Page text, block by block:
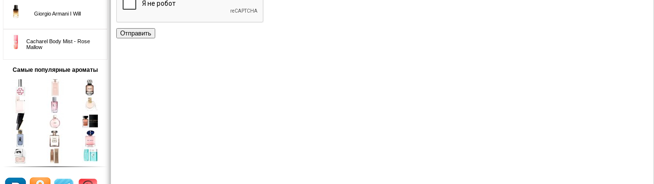
Giorgio Armani I Will
Cacharel Body Mist - Rose
Mallow
Самые популярные ароматы
Отправить